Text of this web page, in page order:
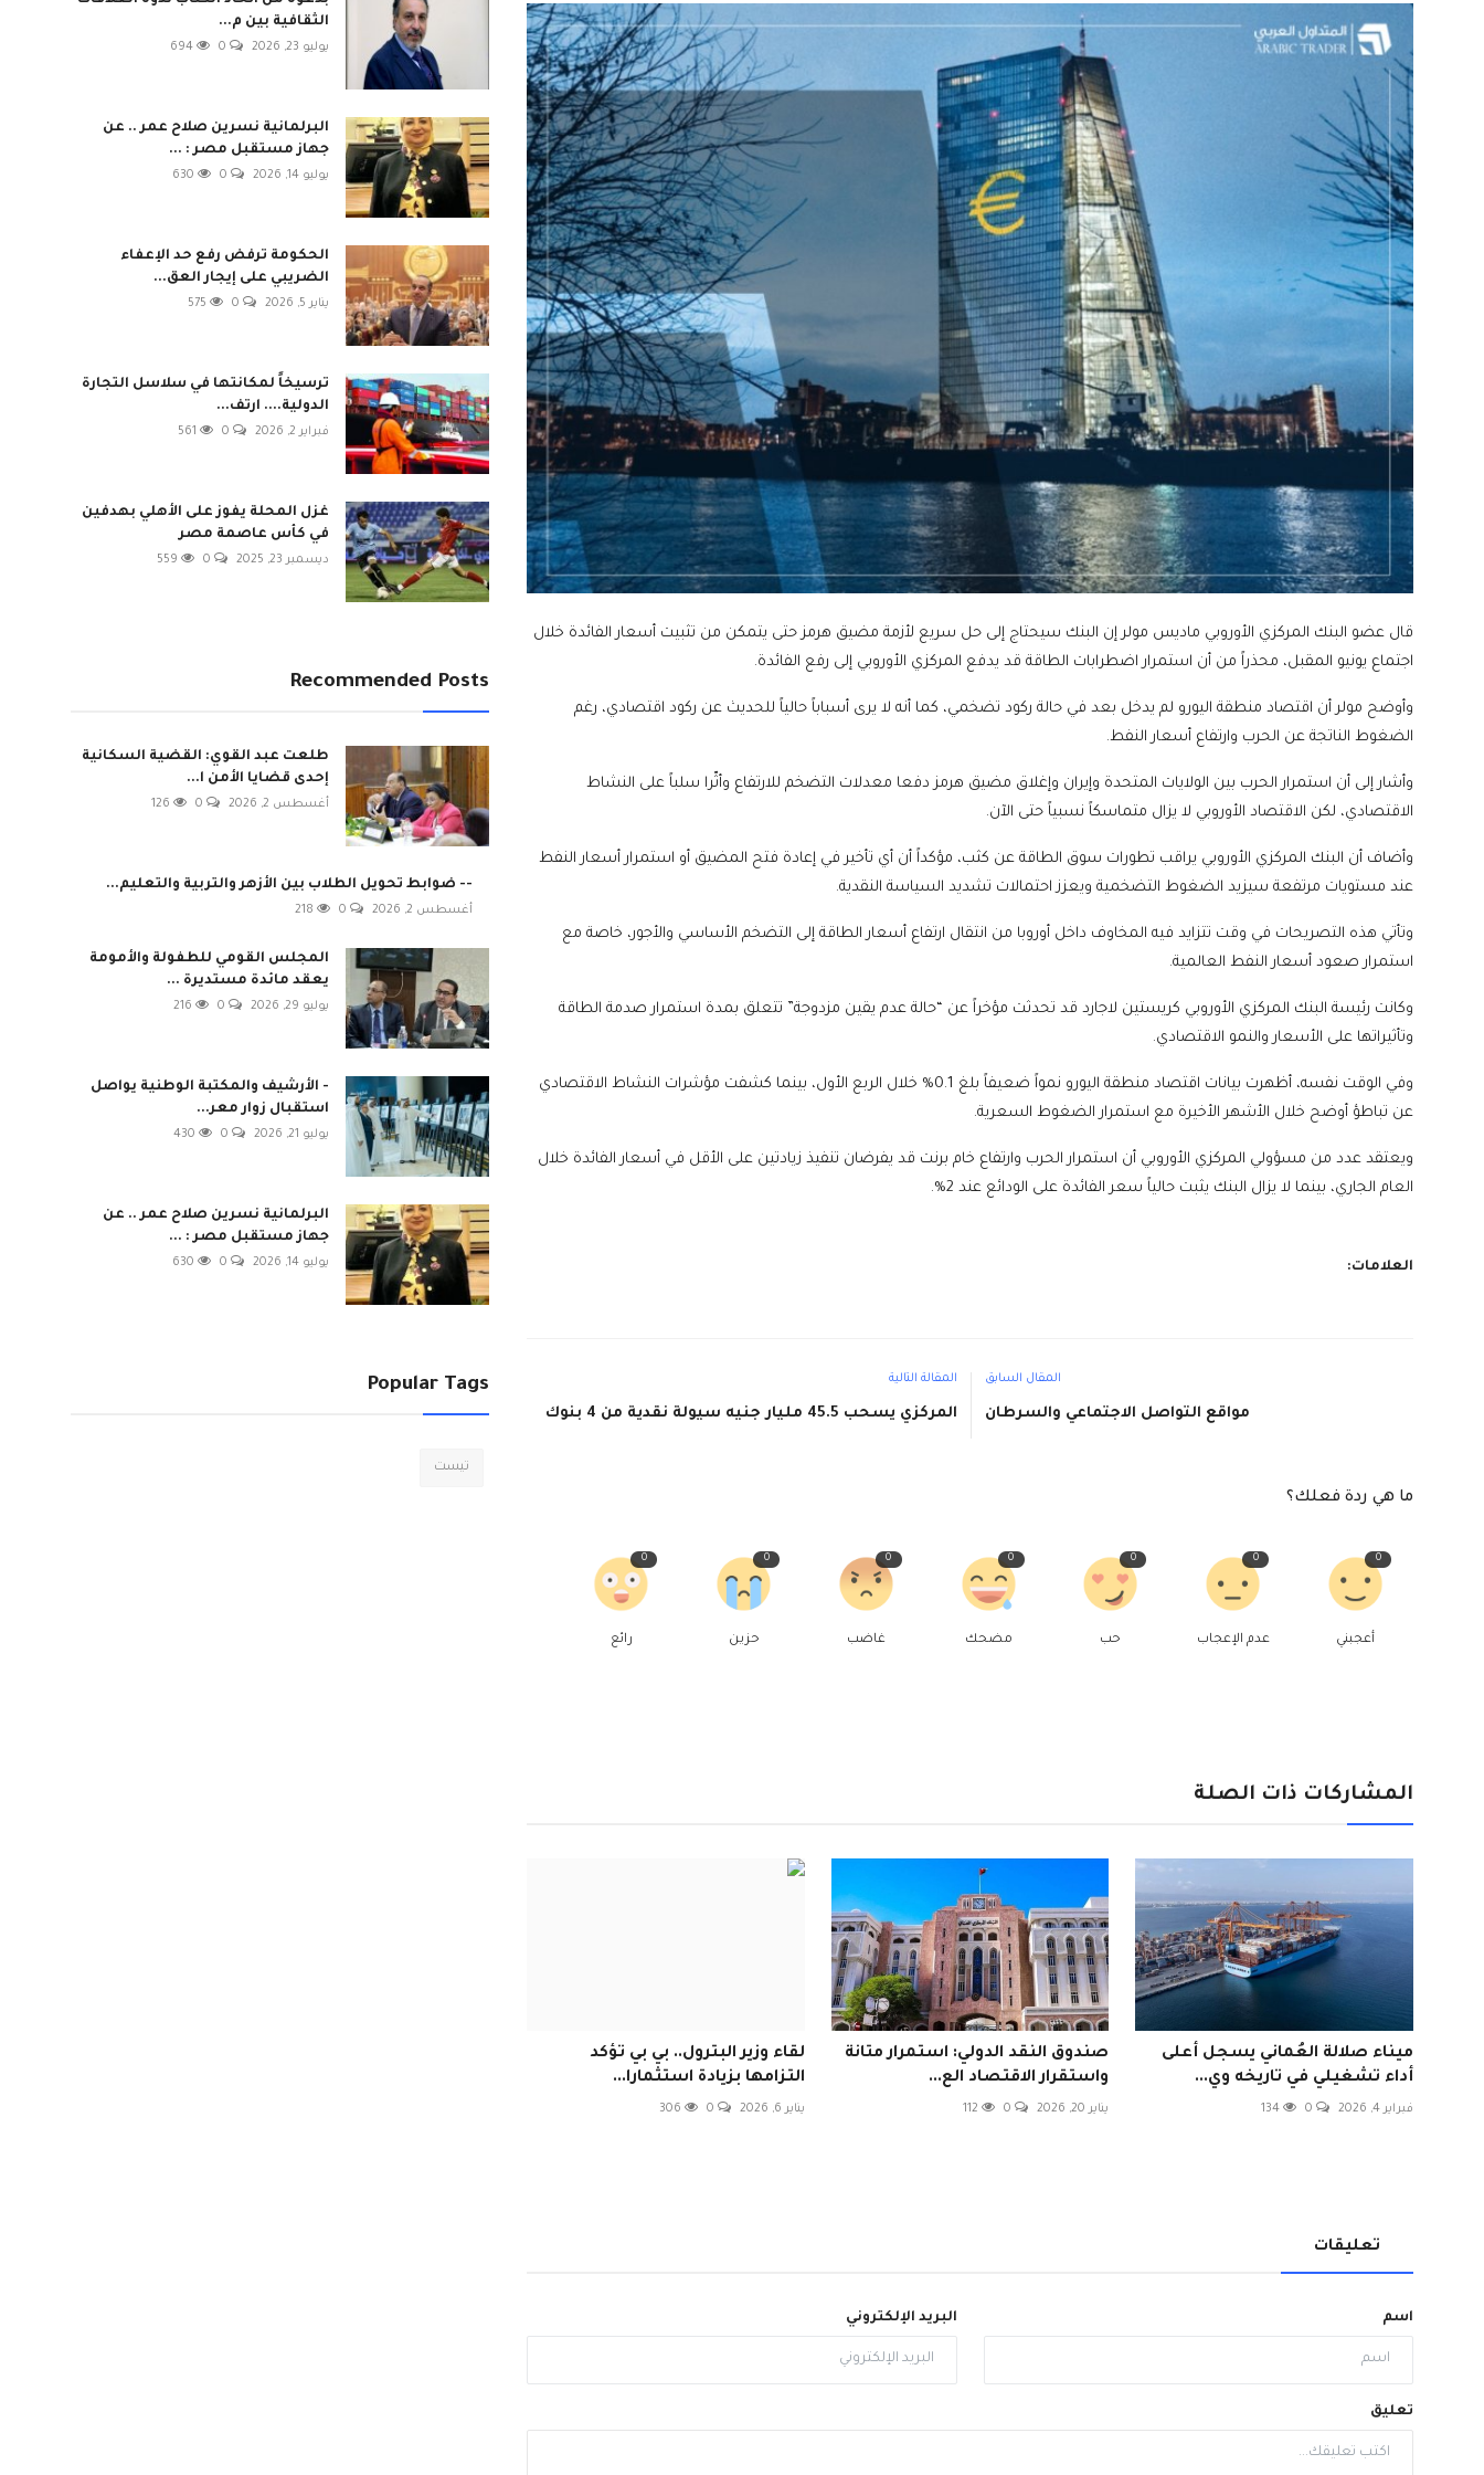
منوعات وبرقيات
اتحاد المصريين بالخارج
روائع الطبخ العالمىمكتبة الفيديو
Arabic
قال عضو البنك المركزي الأوروبي ماديس مولر إن البنك سيحتاج إلى حل سريع لأزمة مضيق هرمز حتى يتمكن من تثبيت أسعار الفائدة خلال
اجتماع يونيو المقبل، محذراً من أن استمرار اضطرابات الطاقة قد يدفع المركزي الأوروبي إلى رفع الفائدة.
وأوضح مولر أن اقتصاد منطقة اليورو لم يدخل بعد في حالة ركود تضخمي، كما أنه لا يرى أسباباً حالياً للحديث عن ركود اقتصادي، رغم
الضغوط الناتجة عن الحرب وارتفاع أسعار النفط.
وأشار إلى أن استمرار الحرب بين الولايات المتحدة وإيران وإغلاق مضيق هرمز دفعا معدلات التضخم للارتفاع وأثّرا سلباً على النشاط
الاقتصادي، لكن الاقتصاد الأوروبي لا يزال متماسكاً نسبياً حتى الآن.
وأضاف أن البنك المركزي الأوروبي يراقب تطورات سوق الطاقة عن كثب، مؤكداً أن أي تأخير في إعادة فتح المضيق أو استمرار أسعار النفط
عند مستويات مرتفعة سيزيد الضغوط التضخمية ويعزز احتمالات تشديد السياسة النقدية.
وتأتي هذه التصريحات في وقت تتزايد فيه المخاوف داخل أوروبا من انتقال ارتفاع أسعار الطاقة إلى التضخم الأساسي والأجور، خاصة مع
استمرار صعود أسعار النفط العالمية.
وكانت رئيسة البنك المركزي الأوروبي كريستين لاجارد قد تحدثت مؤخراً عن “حالة عدم يقين مزدوجة” تتعلق بمدة استمرار صدمة الطاقة
وتأثيراتها على الأسعار والنمو الاقتصادي.
وفي الوقت نفسه، أظهرت بيانات اقتصاد منطقة اليورو نمواً ضعيفاً بلغ 0.1% خلال الربع الأول، بينما كشفت مؤشرات النشاط الاقتصادي
عن تباطؤ أوضح خلال الأشهر الأخيرة مع استمرار الضغوط السعرية.
ويعتقد عدد من مسؤولي المركزي الأوروبي أن استمرار الحرب وارتفاع خام برنت قد يفرضان تنفيذ زيادتين على الأقل في أسعار الفائدة خلال
العام الجاري، بينما لا يزال البنك يثبت حالياً سعر الفائدة على الودائع عند 2%.
العلامات:
المقال السابق
مواقع التواصل الاجتماعي والسرطان
المقالة التالية
المركزي يسحب 45.5 مليار جنيه سيولة نقدية من 4 بنوك
ما هي ردة فعلك؟
0
أعجبني
0
عدم الإعجاب
0
حب
0
مضحك
0
غاضب
0
حزين
0
رائع
المشاركات ذات الصلة
ميناء صلالة العُماني يسجل أعلى
أداء تشغيلي في تاريخه وي...
فبراير 4, 2026
صندوق النقد الدولي: استمرار متانة
واستقرار الاقتصاد الع...
يناير 20, 2026 0
112
لقاء وزير البترول.. بي بي تؤكد
التزامها بزيادة استثمارا...
يناير 6, 2026
تعليقات
اسم البريد الإلكتروني
تعليق
الثقافية بين م...
يوليو 23, 2026 0
694
البرلمانية نسرين صلاح عمر .. عن
جهاز مستقبل مصر : ...
يوليو 14, 2026 0
630
الحكومة ترفض رفع حد الإعفاء
الضريبي على إيجار العق...
يناير 5, 2026 0
575
ترسيخاً لمكانتها في سلاسل التجارة
الدولية.... ارتف...
فبراير 2, 2026 0
561
غزل المحلة يفوز على الأهلي بهدفين
في كأس عاصمة مصر
ديسمبر 23, 2025 0
559
Recommended Posts
طلعت عبد القوي: القضية السكانية
إحدى قضايا الأمن ا...
أغسطس 2, 2026 0
126
-- ضوابط تحويل الطلاب بين الأزهر والتربية والتعليم...
أغسطس 2, 2026 0
218
المجلس القومي للطفولة والأمومة
يعقد مائدة مستديرة ...
يوليو 29, 2026 0
216
- الأرشيف والمكتبة الوطنية يواصل
استقبال زوار معر...
يوليو 21, 2026 0
430
البرلمانية نسرين صلاح عمر .. عن
جهاز مستقبل مصر : ...
يوليو 14, 2026 0
630
Popular Tags
تيست